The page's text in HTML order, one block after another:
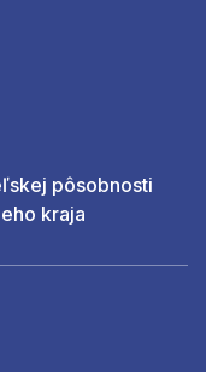
pôsobnosti
kraja